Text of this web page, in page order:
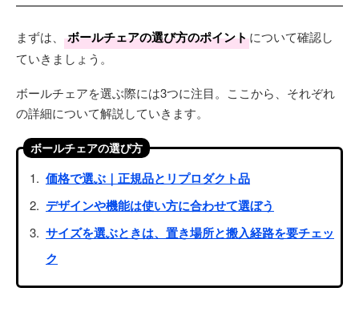
まずは、 ボールチェアの選び方のポイントについて確認し
ていきましょう。
ボールチェアを選ぶ際には3つに注目。ここから、それぞれ
の詳細について解説していきます。
ボールチェアの選び方
価格で選ぶ｜正規品とリプロダクト品
デザインや機能は使い方に合わせて選ぼう
サイズを選ぶときは、置き場所と搬入経路を要チェッ
ク